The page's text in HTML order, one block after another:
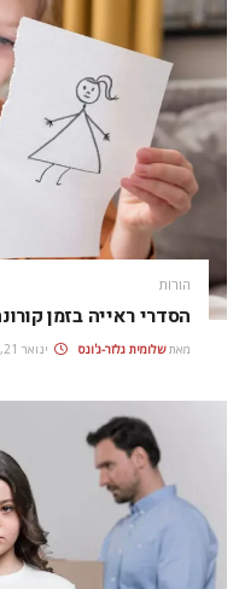
הורות
הסדרי ראייה בזמן
מאת שלומית גלזר-ג'ונס ינואר 21, 2021